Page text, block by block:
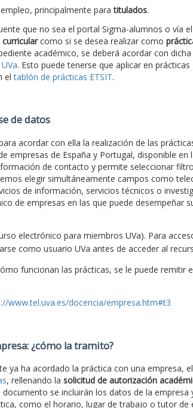
principalmente paratitulados.
que no sea el portal Sigma-alumnos o vía
como si se desea realizar como
académico, se deberá acordar con
. Esto puede tenerse que aplicar en
eltablón de prácticas ETSIT.
de datos
acordar con ella la realización de las
empresas de España y Portugal, disponible en
de contacto y permite seleccionar
elegir simultáneamente campos como
de información, servicios técnicos o
de empresas en las que puede desempeñar
electrónico para miembros UVa). Para
como usuario UVa antes de acceder al
funcionan las prácticas, se le puede remitir
www.tel.uva.es/docencia/empresa.htm#t3
¿cómo la tramito?
ya ha acordado la práctica con una empresa,
, rellenando la solicitud de autorización
documento se incluirán los datos de la empresa
como el horario, lugar de trabajo o tutor de